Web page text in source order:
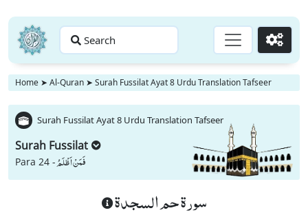
Search Go
Home ➤ Al-Quran ➤ Surah Fussilat Ayat 8 Urdu Translation Tafseer
Surah Fussilat Ayat 8 Urdu Translation Tafseer
Surah Fussilat
Para 24 -فَمَنْ اَظْلَمُ
سورة حم السجدة